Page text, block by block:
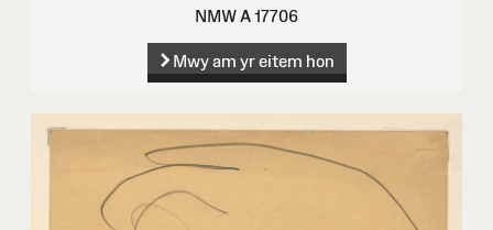
NMW A 17706
Mwy am yr eitem hon